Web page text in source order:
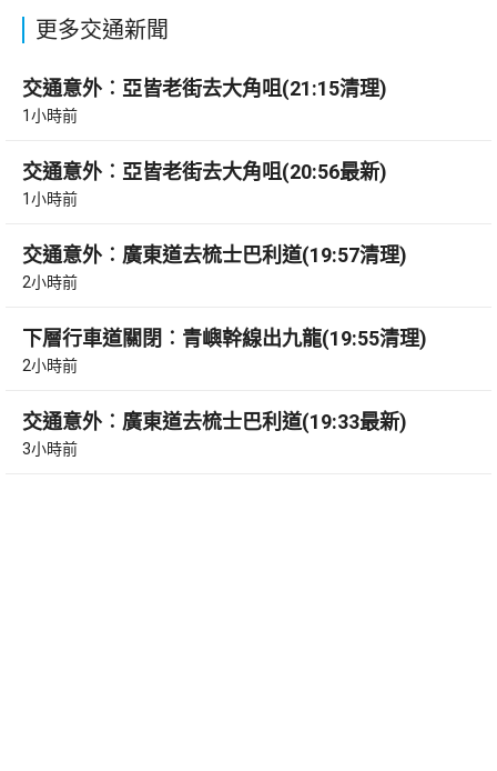
更多交通新聞
交通意外︰亞皆老街去大角咀(21:15清理)
1小時前
交通意外︰亞皆老街去大角咀(20:56最新)
1小時前
交通意外︰廣東道去梳士巴利道(19:57清理)
2小時前
下層行車道關閉︰青嶼幹線出九龍(19:55清理)
2小時前
交通意外︰廣東道去梳士巴利道(19:33最新)
3小時前